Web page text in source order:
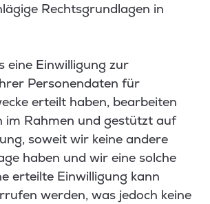
Rechtsgrundlagen in
eine Einwilligung zur
Personendaten für
erteilt haben, bearbeiten
im Rahmen und gestützt auf
soweit wir keine andere
haben und wir eine solche
erteilte Einwilligung kann
werden, was jedoch keine